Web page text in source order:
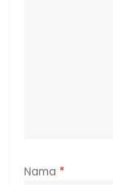
Nama *